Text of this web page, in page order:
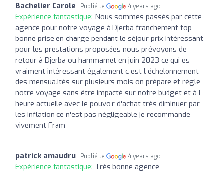
Bachelier Carole Publié le 4 years ago
Expérience fantastique: Nous sommes passés par cette
agence pour notre voyage à Djerba franchement top
bonne prise en charge pendant le séjour prix intéressant
pour les prestations proposées nous prévoyons de
retour à Djerba ou hammamet en juin 2023 ce qui es
vraiment intéressant également c est l échelonnement
des mensualités sur plusieurs mois on prépare et règle
notre voyage sans être impacté sur notre budget et à l
heure actuelle avec le pouvoir d'achat très diminuer par
les inflation ce n'est pas négligeable je recommande
vivement Fram
patrick amaudru Publié le 4 years ago
Expérience fantastique: Très bonne agence